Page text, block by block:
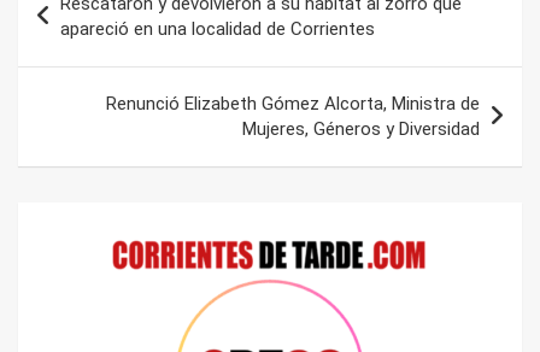
de
entradas
apareció en una localidad de Corrientes
Renunció Elizabeth Gómez Alcorta, Ministra de
Mujeres, Géneros y Diversidad